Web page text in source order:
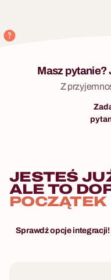
Masz pytanie?
Z
JESTEŚ
ALE TO
POCZĄTEK
Sprawdź opcje integracji!